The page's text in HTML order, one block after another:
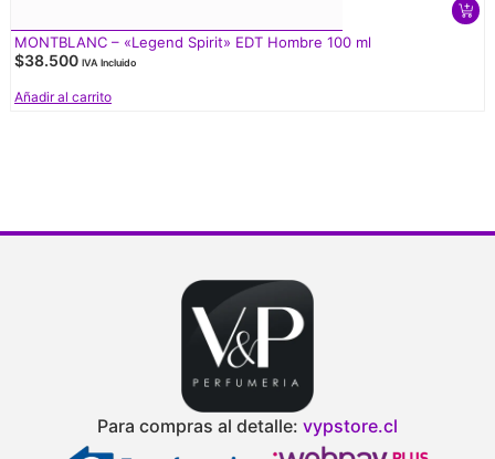
MONTBLANC – «Legend Spirit» EDT Hombre 100 ml
$38.500 IVA Incluido
Añadir al carrito
Para compras al detalle: vypstore.cl